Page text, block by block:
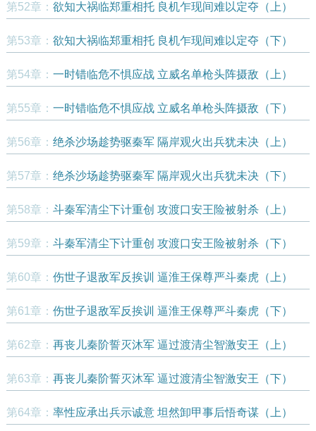
第52章： 欲知大祸临郑重相托 良机乍现间难以定夺（上）
第53章： 欲知大祸临郑重相托 良机乍现间难以定夺（下）
第54章： 一时错临危不惧应战 立威名单枪头阵摄敌（上）
第55章： 一时错临危不惧应战 立威名单枪头阵摄敌（下）
第56章： 绝杀沙场趁势驱秦军 隔岸观火出兵犹未决（上）
第57章： 绝杀沙场趁势驱秦军 隔岸观火出兵犹未决（下）
第58章： 斗秦军清尘下计重创 攻渡口安王险被射杀（上）
第59章： 斗秦军清尘下计重创 攻渡口安王险被射杀（下）
第60章： 伤世子退敌军反挨训 逼淮王保尊严斗秦虎（上）
第61章： 伤世子退敌军反挨训 逼淮王保尊严斗秦虎（下）
第62章： 再丧儿秦阶誓灭沐军 逼过渡清尘智激安王（上）
第63章： 再丧儿秦阶誓灭沐军 逼过渡清尘智激安王（下）
第64章： 率性应承出兵示诚意 坦然卸甲事后悟奇谋（上）